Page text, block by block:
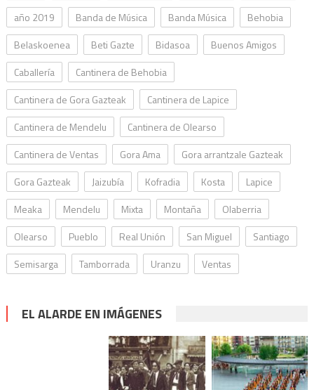
año 2019
Banda de Música Banda Música
Behobia
Belaskoenea
Beti Gazte Bidasoa
Buenos Amigos
Caballería
Cantinera de Behobia
Cantinera de Gora Gazteak
Cantinera de Lapice
Cantinera de Mendelu
Cantinera de Olearso
Cantinera de Ventas
Gora Ama
Gora arrantzale Gazteak
Gora Gazteak
Jaizubía Kofradia Kosta
Lapice
Meaka
Mendelu Mixta Montaña
Olaberria
Olearso
Pueblo Real Unión San Miguel
Santiago
Semisarga
Tamborrada Uranzu Ventas
EL ALARDE EN IMÁGENES